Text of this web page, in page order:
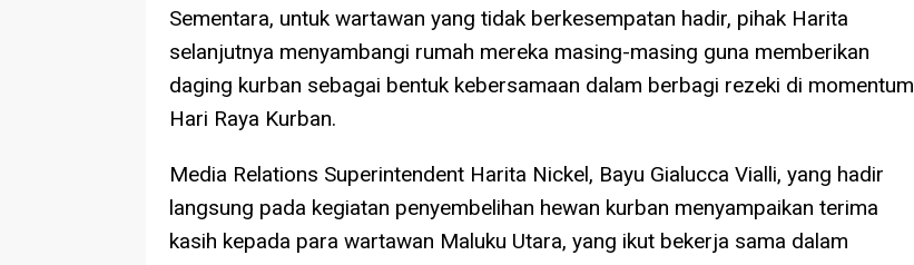
Sementara, untuk wartawan yang tidak berkesempatan hadir, pihak Harita
selanjutnya menyambangi rumah mereka masing-masing guna memberikan
daging kurban sebagai bentuk kebersamaan dalam berbagi rezeki di momentum
Hari Raya Kurban.
Media Relations Superintendent Harita Nickel, Bayu Gialucca Vialli, yang hadir
langsung pada kegiatan penyembelihan hewan kurban menyampaikan terima
kasih kepada para wartawan Maluku Utara, yang ikut bekerja sama dalam